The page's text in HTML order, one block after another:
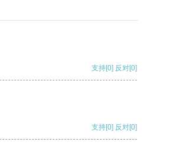
支持[0] 反对[0]
支持[0] 反对[0]